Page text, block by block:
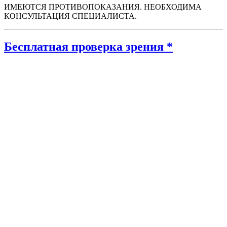
ИМЕЮТСЯ ПРОТИВОПОКАЗАНИЯ. НЕОБХОДИМА
КОНСУЛЬТАЦИЯ СПЕЦИАЛИСТА.
Бесплатная проверка зрения *